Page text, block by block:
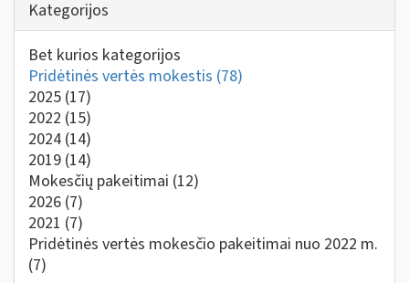
Kategorijos
Bet kurios kategorijos
Pridėtinės vertės mokestis (78)
2025 (17)
2022 (15)
2024 (14)
2019 (14)
Mokesčių pakeitimai (12)
2026 (7)
2021 (7)
Pridėtinės vertės mokesčio pakeitimai nuo 2022 m.
(7)